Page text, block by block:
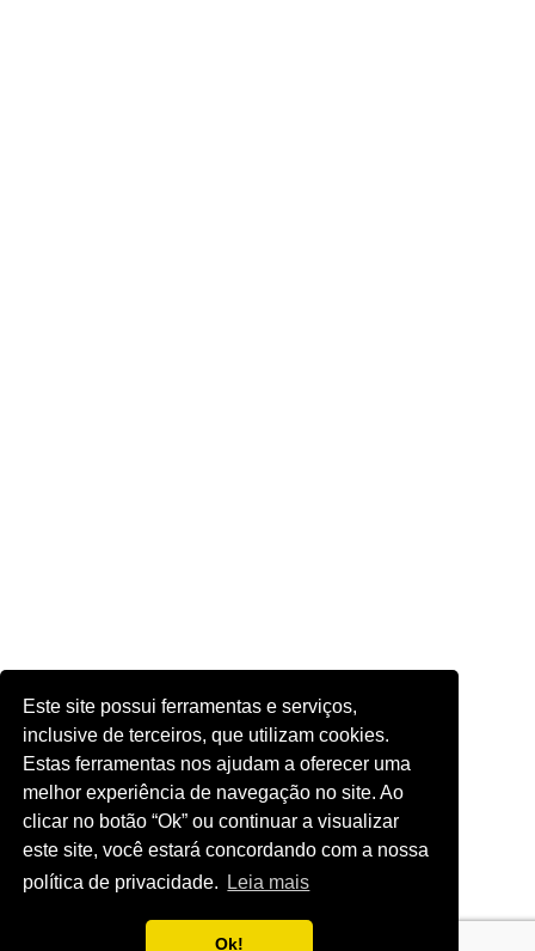
Este site possui ferramentas e serviços,
inclusive de terceiros, que utilizam cookies.
Estas ferramentas nos ajudam a oferecer uma
melhor experiência de navegação no site. Ao
clicar no botão “Ok” ou continuar a visualizar
este site, você estará concordando com a nossa
política de privacidade.
Leia mais
Ok!